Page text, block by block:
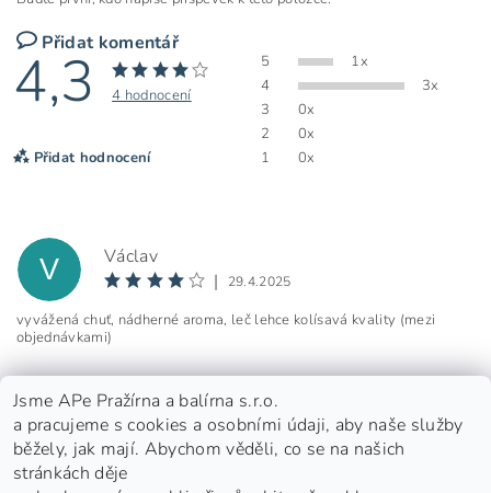
Přidat komentář
4,3 4 hodnocení
Přidat hodnocení
5
1x
4
3x
3
0x
2
0x
1
0x
V
Václav
|
29.4.2025
vyvážená chuť, nádherné aroma, leč lehce kolísavá kvality (mezi
objednávkami)
Jsme APe Pražírna a balírna s.r.o.
a pracujeme s cookies a osobními údaji, aby naše služby
běžely, jak mají. Abychom věděli, co se na našich
stránkách děje